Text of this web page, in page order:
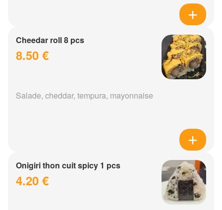
Cheedar roll 8 pcs
8.50 €
Salade, cheddar, tempura, mayonnaise
Onigiri thon cuit spicy 1 pcs
4.20 €